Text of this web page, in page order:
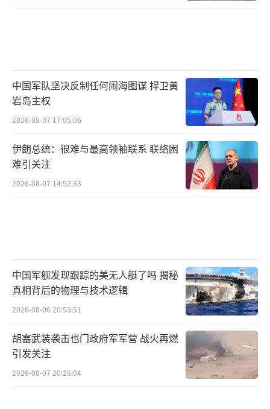
中国军队坚决反制任何闹海图谋 捍卫黄
岩岛主权
2026-08-07 17:05:06
伊朗总统：很难与最高领袖联系 联络困
难引关注
2026-08-07 14:52:33
中国军舰发现跟踪的美无人艇了吗 揭秘
真相背后的物理与技术逻辑
2026-08-06 20:53:51
胡塞武装袭击也门政府军军营 战火再燃
引发关注
2026-08-07 20:28:04